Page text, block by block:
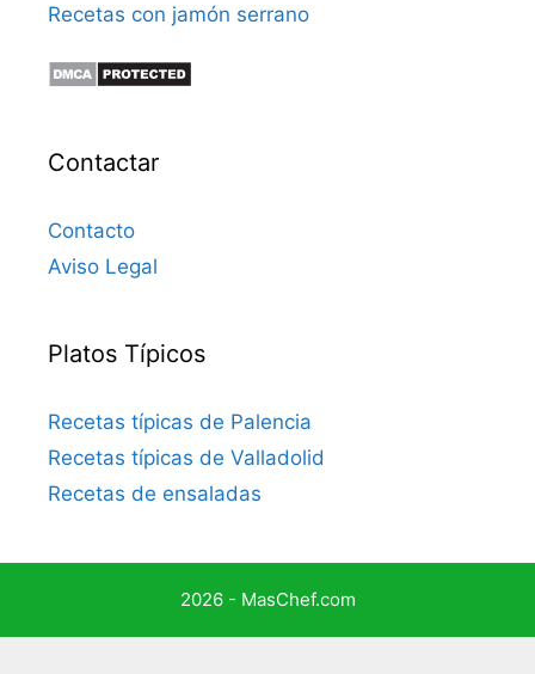
Recetas con jamón serrano
Contactar
Contacto
Aviso Legal
Platos Típicos
Recetas típicas de Palencia
Recetas típicas de Valladolid
Recetas de ensaladas
2026 - MasChef.com